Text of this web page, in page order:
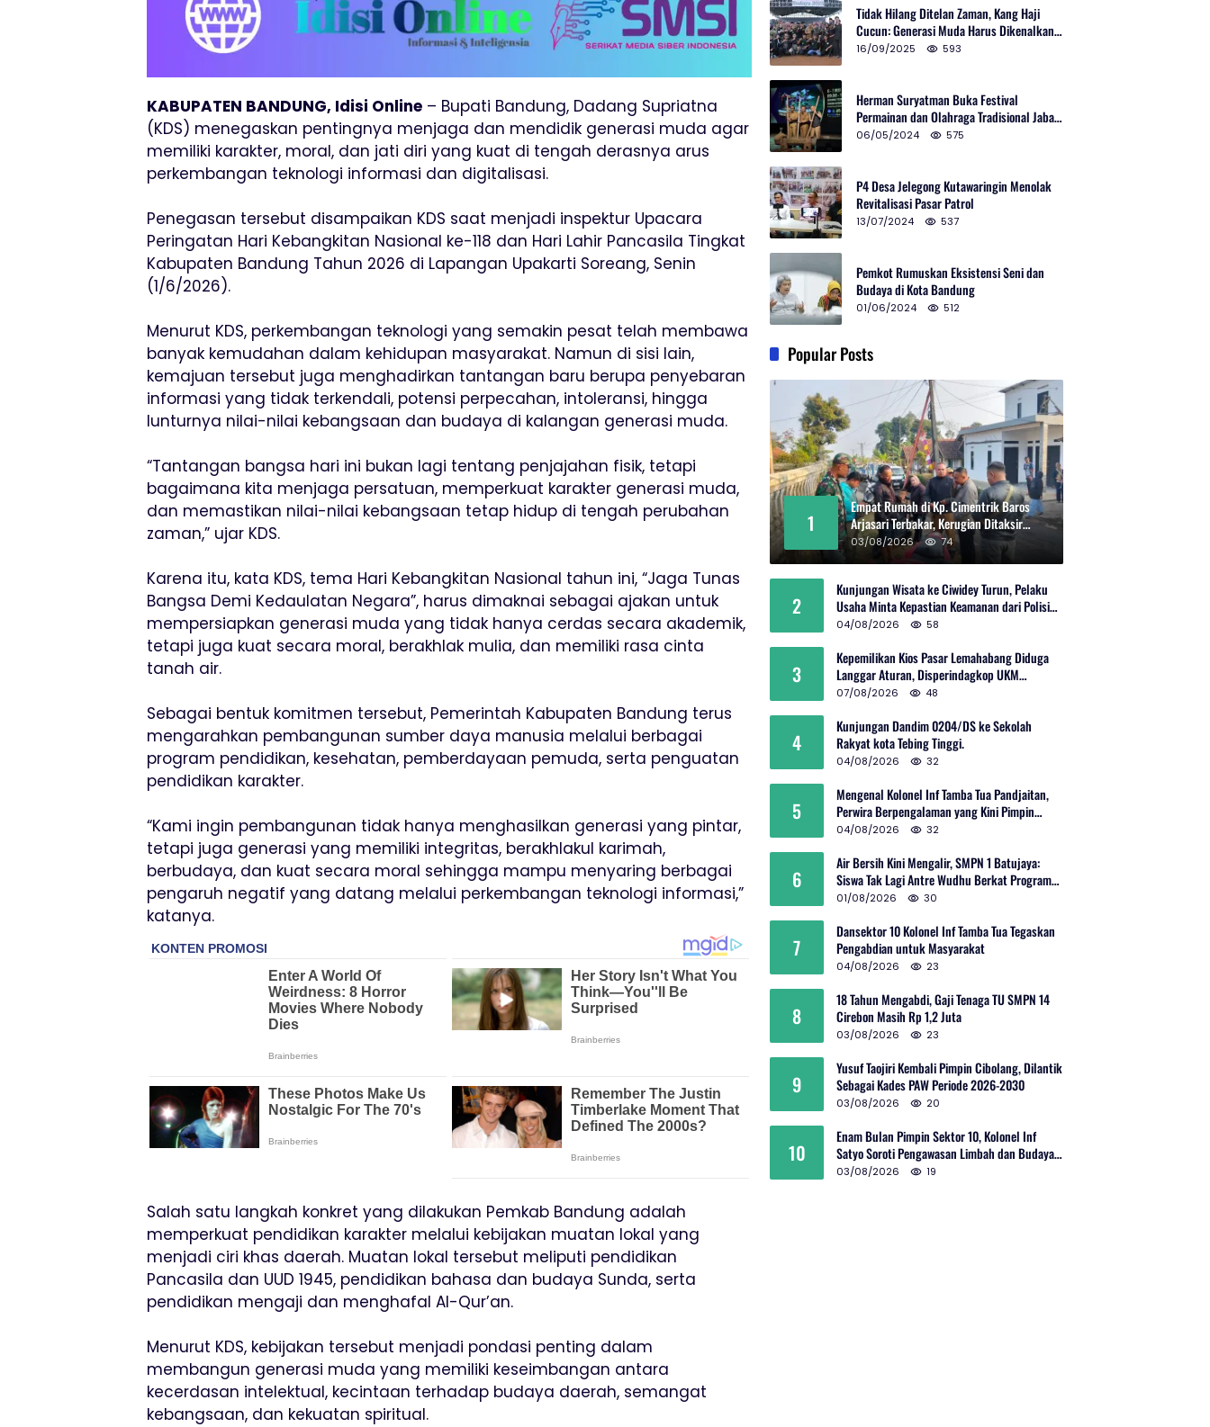
KABUPATEN BANDUNG, Idisi Online – Bupati Bandung, Dadang Supriatna
(KDS) menegaskan pentingnya menjaga dan mendidik generasi muda agar
memiliki karakter, moral, dan jati diri yang kuat di tengah derasnya arus
perkembangan teknologi informasi dan digitalisasi.
Penegasan tersebut disampaikan KDS saat menjadi inspektur Upacara
Peringatan Hari Kebangkitan Nasional ke-118 dan Hari Lahir Pancasila Tingkat
Kabupaten Bandung Tahun 2026 di Lapangan Upakarti Soreang, Senin
(1/6/2026).
Menurut KDS, perkembangan teknologi yang semakin pesat telah membawa
banyak kemudahan dalam kehidupan masyarakat. Namun di sisi lain,
kemajuan tersebut juga menghadirkan tantangan baru berupa penyebaran
informasi yang tidak terkendali, potensi perpecahan, intoleransi, hingga
lunturnya nilai-nilai kebangsaan dan budaya di kalangan generasi muda.
“Tantangan bangsa hari ini bukan lagi tentang penjajahan fisik, tetapi
bagaimana kita menjaga persatuan, memperkuat karakter generasi muda,
dan memastikan nilai-nilai kebangsaan tetap hidup di tengah perubahan
zaman,” ujar KDS.
Karena itu, kata KDS, tema Hari Kebangkitan Nasional tahun ini, “Jaga Tunas
Bangsa Demi Kedaulatan Negara”, harus dimaknai sebagai ajakan untuk
mempersiapkan generasi muda yang tidak hanya cerdas secara akademik,
tetapi juga kuat secara moral, berakhlak mulia, dan memiliki rasa cinta
tanah air.
Sebagai bentuk komitmen tersebut, Pemerintah Kabupaten Bandung terus
mengarahkan pembangunan sumber daya manusia melalui berbagai
program pendidikan, kesehatan, pemberdayaan pemuda, serta penguatan
pendidikan karakter.
“Kami ingin pembangunan tidak hanya menghasilkan generasi yang pintar,
tetapi juga generasi yang memiliki integritas, berakhlakul karimah,
berbudaya, dan kuat secara moral sehingga mampu menyaring berbagai
pengaruh negatif yang datang melalui perkembangan teknologi informasi,”
katanya.
Salah satu langkah konkret yang dilakukan Pemkab Bandung adalah
memperkuat pendidikan karakter melalui kebijakan muatan lokal yang
menjadi ciri khas daerah. Muatan lokal tersebut meliputi pendidikan
Pancasila dan UUD 1945, pendidikan bahasa dan budaya Sunda, serta
pendidikan mengaji dan menghafal Al-Qur’an.
Menurut KDS, kebijakan tersebut menjadi pondasi penting dalam
membangun generasi muda yang memiliki keseimbangan antara
kecerdasan intelektual, kecintaan terhadap budaya daerah, semangat
kebangsaan, dan kekuatan spiritual.
Tidak Hilang Ditelan Zaman, Kang Haji
Cucun: Generasi Muda Harus Dikenalkan
Pencak Silat
16/09/2025 593
Herman Suryatman Buka Festival
Permainan dan Olahraga Tradisional Jabar
2024 di Gedung Teater Tertutup
06/05/2024 575
P4 Desa Jelegong Kutawaringin Menolak
Revitalisasi Pasar Patrol
13/07/2024 537
Pemkot Rumuskan Eksistensi Seni dan
Budaya di Kota Bandung
01/06/2024 512
Popular Posts
1
Empat Rumah di Kp. Cimentrik Baros
Arjasari Terbakar, Kerugian Ditaksir
Rp600 Juta
03/08/2026 74
2
Kunjungan Wisata ke Ciwidey Turun, Pelaku
Usaha Minta Kepastian Keamanan dari Polisi
dan Pemprov Jabar
04/08/2026 58
3
Kepemilikan Kios Pasar Lemahabang Diduga
Langgar Aturan, Disperindagkop UKM
Terkesan Lepas Tangan?
07/08/2026 48
4
Kunjungan Dandim 0204/DS ke Sekolah
Rakyat kota Tebing Tinggi.
04/08/2026 32
5
Mengenal Kolonel Inf Tamba Tua Pandjaitan,
Perwira Berpengalaman yang Kini Pimpin
Sektor 10 Citarum Harum
04/08/2026 32
6
Air Bersih Kini Mengalir, SMPN 1 Batujaya:
Siswa Tak Lagi Antre Wudhu Berkat Program
TNI AD
01/08/2026 30
7
Dansektor 10 Kolonel Inf Tamba Tua Tegaskan
Pengabdian untuk Masyarakat
04/08/2026 23
8
18 Tahun Mengabdi, Gaji Tenaga TU SMPN 14
Cirebon Masih Rp 1,2 Juta
03/08/2026 23
9
Yusuf Taojiri Kembali Pimpin Cibolang, Dilantik
Sebagai Kades PAW Periode 2026-2030
03/08/2026 20
10
Enam Bulan Pimpin Sektor 10, Kolonel Inf
Satyo Soroti Pengawasan Limbah dan Budaya
Kelola Sampah
03/08/2026 19